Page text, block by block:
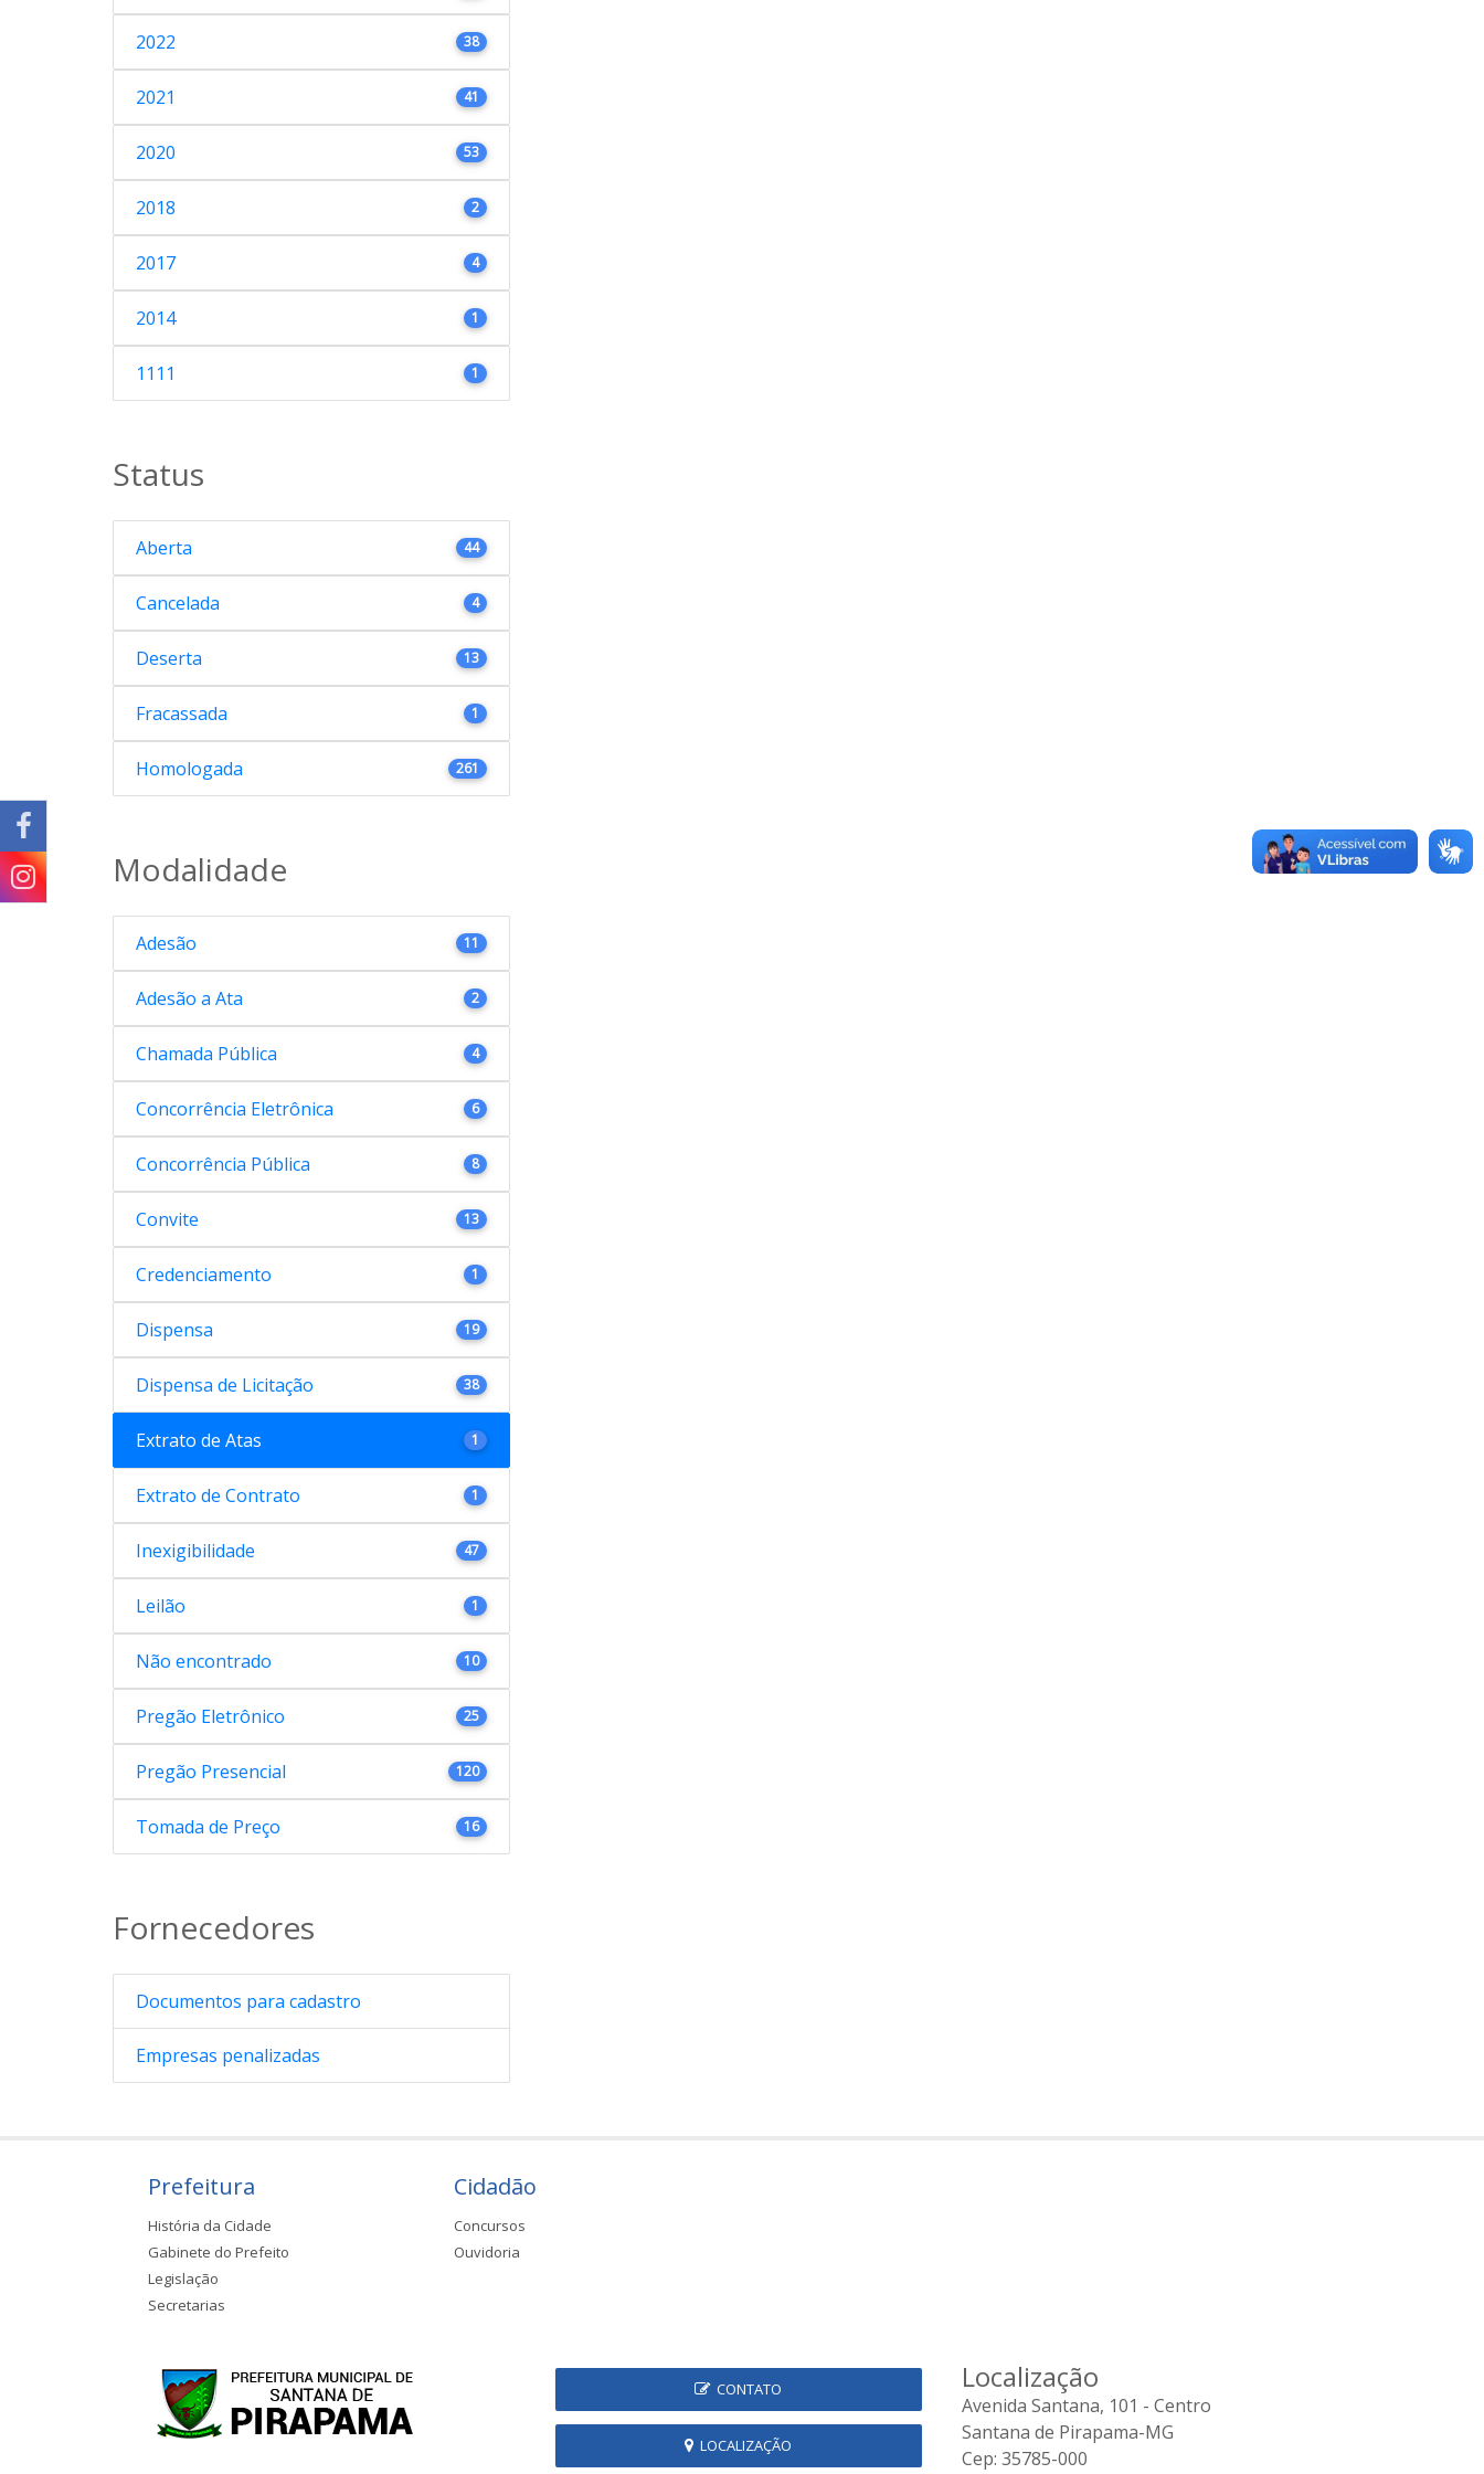
2022 38
2021 41
2020 53
2018 2
2017 4
2014 1
1111 1
Status
Aberta 44
Cancelada 4
Deserta 13
Fracassada 1
Homologada 261
Modalidade
Adesão 11
Adesão a Ata 2
Chamada Pública 4
Concorrência Eletrônica 6
Concorrência Pública 8
Convite 13
Credenciamento 1
Dispensa 19
Dispensa de Licitação 38
Extrato de Atas 1
Extrato de Contrato 1
Inexigibilidade 47
Leilão 1
Não encontrado 10
Pregão Eletrônico 25
Pregão Presencial 120
Tomada de Preço 16
Fornecedores
Documentos para cadastro
Empresas penalizadas
Prefeitura
História da Cidade
Gabinete do Prefeito
Legislação
Secretarias
Cidadão
Concursos
Ouvidoria
CONTATO
LOCALIZAÇÃO
Localização
Avenida Santana, 101 - Centro
Santana de Pirapama-MG
Cep: 35785-000